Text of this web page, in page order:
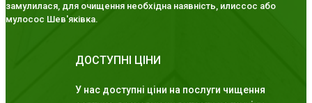
замулилася, для очищення необхідна наявність, илиссос або
мулосос Шев'яківка.
ДОСТУПНІ ЦІНИ
У нас доступні ціни на послуги чищення